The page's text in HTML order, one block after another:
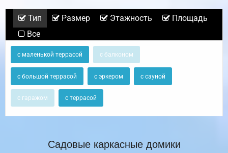
Тип Размер Этажность
Площадь
Все
с маленькой террасой с балконом
с большой террасой с эркером с сауной
с гаражом с террасой
Садовые каркасные домики